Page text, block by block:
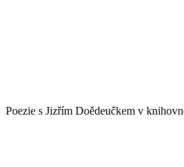
Poezie s Jizřím Doědeučkem v